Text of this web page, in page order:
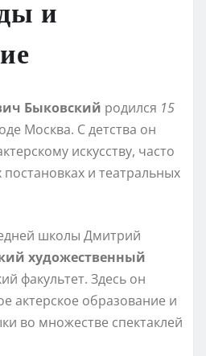
и
Быковский родился 15
Москва. С детства он
искусству, часто
и театральных
школы Дмитрий
художественный
факультет. Здесь он
актерское образование и
во множестве спектаклей